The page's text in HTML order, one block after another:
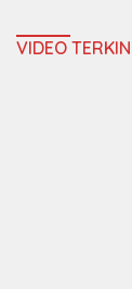
VIDEO